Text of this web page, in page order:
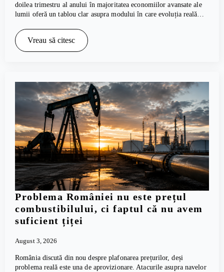
doilea trimestru al anului în majoritatea economiilor avansate ale
lumii oferă un tablou clar asupra modului în care evoluția reală…
Vreau să citesc
Problema României nu este prețul
combustibilului, ci faptul că nu avem
suficient țiței
August 3, 2026
România discută din nou despre plafonarea prețurilor, deși
problema reală este una de aprovizionare. Atacurile asupra navelor